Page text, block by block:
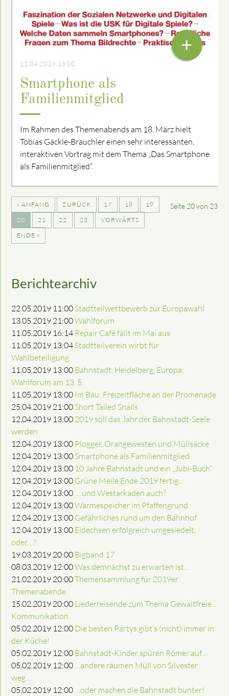
12.04.2019 13:00
Smartphone als
Familienmitglied
Im Rahmen des Themenabends am 18. März hielt
Tobias Gäckle-Brauchler einen sehr interessanten,
interaktiven Vortrag mit dem Thema „Das Smartphone
als Familienmitglied“.
+
Seite 20 von 23
« ANFANG ZURÜCK 17 18
19
20
21 22 23
VORWÄRTS
ENDE »
Berichtearchiv
22.05.2019 11:00 Stadtteilwettbewerb zur Europawahl
13.05.2019 21:00Wahlforum
11.05.2019 16:14 Repair Café fällt im Mai aus
11.05.2019 13:04 Stadtteilverein wirbt für
Wahlbeteiligung
11.05.2019 13:00 Bahnstadt, Heidelberg, Europa:
Wahlforum am 13. 5.
11.05.2019 13:00 Im Bau: Freizeitfläche an der Promenade
25.04.2019 21:00 Short Tailed Snails
12.04.2019 13:00 2019 soll das Jahr der Bahnstadt-Seele
werden
12.04.2019 13:00 Plogger, Orange­westen und Müllsäcke
12.04.2019 13:00 Smartphone als Familienmitglied
12.04.2019 13:00 10 Jahre Bahnstadt und ein „Jubi-Buch“
12.04.2019 13:00 Grüne Meile Ende 2019 fertig…
12.04.2019 13:00
… und Westarkaden auch?
12.04.2019 13:00Wärmespeicher im Pfaffengrund
12.04.2019 13:00 Gefährliches rund um den Bahnhof
12.04.2019 13:00 Eidechsen erfolgreich umgesiedelt,
oder…?
19.03.2019 20:00 Bigband 17
08.03.2019 12:00Was demnächst zu erwarten ist…
21.02.2019 20:00Themensammlung für 2019er
Themenabende
15.02.2019 20:00 Liederreisende zum Thema Gewaltfreie
Kommunikation
05.02.2019 12:00 Die besten Partys gibt’s (nicht) immer in
der Küche!
05.02.2019 12:00 Bahnstadt-Kinder spüren Römer auf…
05.02.2019 12:00
…andere räumen Müll von Silvester
weg…
05.02.2019 12:00
…oder machen die Bahnstadt bunter!